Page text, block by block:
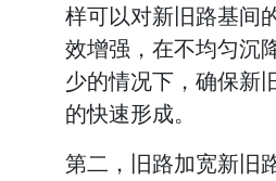
样可以对新旧路基间
效增强，在不均匀沉
少的情况下，确保新
的快速形成。
第二，旧路加宽新旧